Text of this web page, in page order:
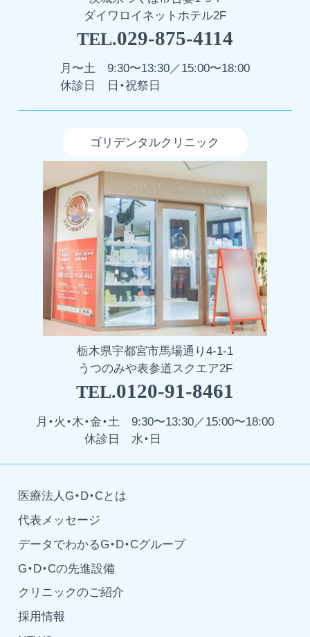
ダイワロイネットホテル2F
TEL.029-875-4114
月〜土
9:30〜13:30／15:00〜18:00
休診日
日・祝祭日
ゴリデンタルクリニック
栃木県宇都宮市馬場通り4-1-1
うつのみや表参道スクエア2F
TEL.0120-91-8461
月・火・木・金・土
9:30〜13:30／15:00〜18:00
休診日
水・日
医療法人G・D・Cとは
代表メッセージ
データでわかるG・D・Cグループ
G・D・Cの先進設備
クリニックのご紹介
採用情報